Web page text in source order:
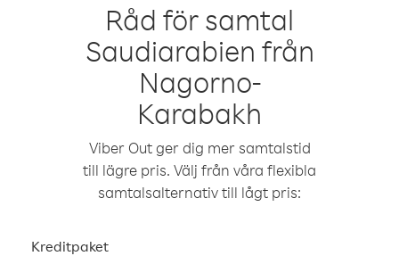
Råd för samtal
Saudiarabien från
Nagorno-
Karabakh
Viber Out ger dig mer samtalstid
till lägre pris. Välj från våra flexibla
samtalsalternativ till lågt pris:
Kreditpaket